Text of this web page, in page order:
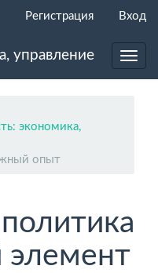
Регистрация Вход
управление
экономика,
опыт
элемент